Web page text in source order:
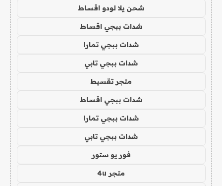
شحن يلا لودو اقساط
شدات ببجي اقساط
شدات ببجي تمارا
شدات ببجي تابي
متجر تقسيط
شدات ببجي اقساط
شدات ببجي تمارا
شدات ببجي تابي
فور يو ستور
متجر 4u